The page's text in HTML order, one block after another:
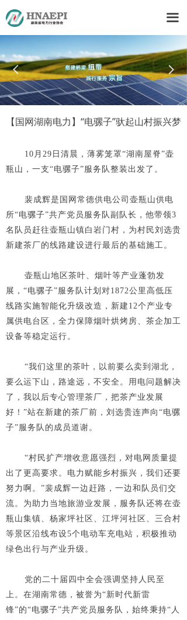
끀
首页
关于我们
要闻资讯
会员之家
政策法规
下载中心
联系我们
넳 넲
10月29日清晨，薄雾笼罩“湖南屋脊”壶
瓶山，一支“电骡子”服务队整装出发了。
裴成辉是国网常德供电公司壶瓶山供电
所“电骡子”共产党员服务队副队长，他带领3
名队员赶往壶瓶山镇白岩门村，为村民刘选贵
新建茶厂的线路建设进行最后的基础施工。
壶瓶山地区茶叶、烟叶等产业蓬勃发
展，“电骡子”服务队计划对1872公里高低压
线路实施智能化升级改造，新建12个产业专
属供电台区，全力保障烟叶烘烤房、茶企加工
设备等稳定运行。
“我们这里的茶叶，以前要么卖到湖北，
要么运下山，路途远，不安全。用电问题解决
了，我以后专心管理茶厂，把茶产业发展
好！”站在新建的茶厂前，刘选贵连声向“电骡
子”服务队的成员道谢。
“村民扩产增收意愿强烈，对电网质量提
出了更高要求。电力赋能乡村振兴，我们还要
努力啊。”裴成辉一边赶路，一边和队员们交
流。为助力当地旅游业发展，服务队还将在壶
瓶山集镇、杨家坪社区、江坪河社区、三合村
等景区沿线布设5个电动车充电站，积极推动
绿色出行与产业升级。
党的二十届四中全会强调坚持人民至
上。在湖南常德，被誉为“新时代新雷
锋”的“电骡子”共产党员服务队，始终秉持“人
【国网湖南电力】“电骡子”驮起山村振兴梦